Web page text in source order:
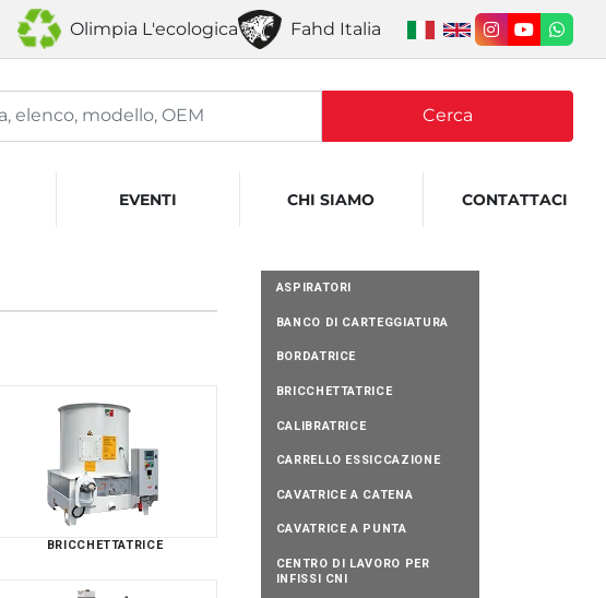
Olimpia L'ecologica Fahd Italia
instagram
youtube
Cerca
EVENTI CHI SIAMO CONTATTACI
BRICCHETTATRICE
ASPIRATORI
BANCO DI CARTEGGIATURA
BORDATRICE
BRICCHETTATRICE
CALIBRATRICE
CARRELLO ESSICCAZIONE
CAVATRICE A CATENA
CAVATRICE A PUNTA
CENTRO DI LAVORO PER
INFISSI CNI